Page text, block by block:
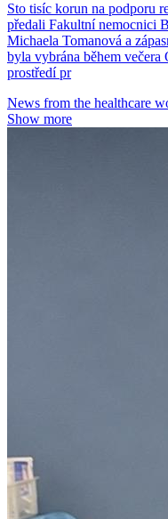
Sto tisíc korun na podporu
předali Fakultní nemocnici
Michaela Tomanová a
byla vybrána během
prostředí pr
News from the healthcare
Show more